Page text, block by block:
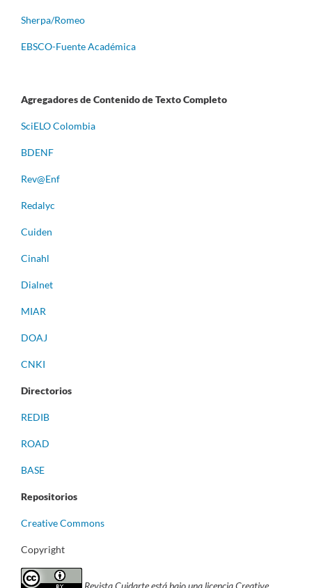
Sherpa/Romeo
EBSCO-Fuente Académica
Agregadores de Contenido de Texto Completo
SciELO Colombia
BDENF
Rev@Enf
Redalyc
Cuiden
Cinahl
Dialnet
MIAR
DOAJ
CNKI
Directorios
REDIB
ROAD
BASE
Repositorios
Creative Commons
Copyright
Revista Cuidarte está bajo una licencia Creative